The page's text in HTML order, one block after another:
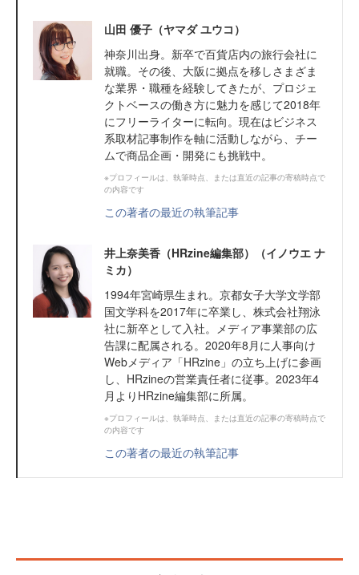
山田 優子（ヤマダ ユウコ）
神奈川出身。新卒で百貨店内の旅行会社に
就職。その後、大阪に拠点を移しさまざま
な業界・職種を経験してきたが、プロジェ
クトベースの働き方に魅力を感じて2018年
にフリーライターに転向。現在はビジネス
系取材記事制作を軸に活動しながら、チー
ムで商品企画・開発にも挑戦中。
※プロフィールは、執筆時点、または直近の記事の寄稿時点で
の内容です
この著者の最近の執筆記事
井上奈美香（HRzine編集部）（イノウエ ナ
ミカ）
1994年宮崎県生まれ。京都女子大学文学部
国文学科を2017年に卒業し、株式会社翔泳
社に新卒として入社。メディア事業部の広
告課に配属される。2020年8月に人事向け
Webメディア「HRzine」の立ち上げに参画
し、HRzineの営業責任者に従事。2023年4
月よりHRzine編集部に所属。
※プロフィールは、執筆時点、または直近の記事の寄稿時点で
の内容です
この著者の最近の執筆記事